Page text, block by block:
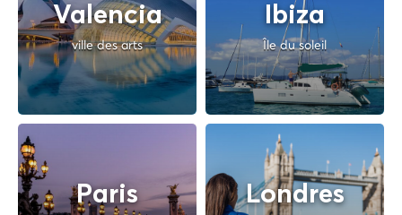
Valencia
ville des arts
Ibiza
Île du soleil
Paris Londres